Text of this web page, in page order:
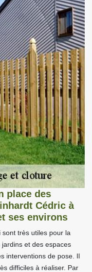
place des
Cédric à
ses environs
très utiles pour la
et des espaces
interventions de pose. Il
difficiles à réaliser. Par